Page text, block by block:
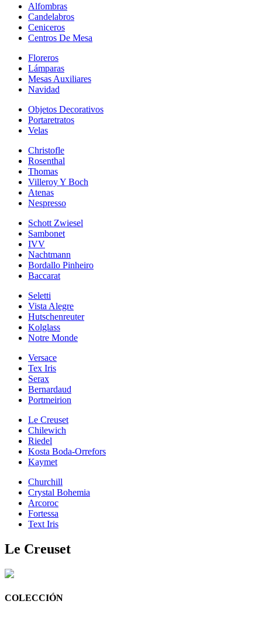
Alfombras
Candelabros
Ceniceros
Centros De Mesa
Floreros
Lámparas
Mesas Auxiliares
Navidad
Objetos Decorativos
Portaretratos
Velas
Christofle
Rosenthal
Thomas
Villeroy Y Boch
Atenas
Nespresso
Schott Zwiesel
Sambonet
IVV
Nachtmann
Bordallo Pinheiro
Baccarat
Seletti
Vista Alegre
Hutschenreuter
Kolglass
Notre Monde
Versace
Tex Iris
Serax
Bernardaud
Portmeirion
Le Creuset
Chilewich
Riedel
Kosta Boda-Orrefors
Kaymet
Churchill
Crystal Bohemia
Arcoroc
Fortessa
Text Iris
Le Creuset
COLECCIÓN